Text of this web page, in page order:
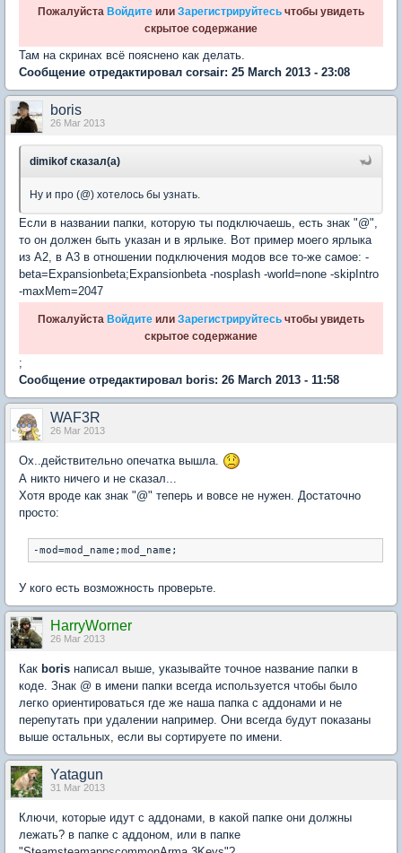
Пожалуйста Войдите или Зарегистрируйтесь чтобы увидеть
скрытое содержание
Там на скринах всё пояснено как делать.
Сообщение отредактировал corsair: 25 March 2013 - 23:08
boris
26 Mar 2013
dimikof сказал(а)
Ну и про (@) хотелось бы узнать.
Если в названии папки, которую ты подключаешь, есть знак "@",
то он должен быть указан и в ярлыке. Вот пример моего ярлыка
из А2, в А3 в отношении подключения модов все то-же самое: -
beta=Expansionbeta;Expansionbeta -nosplash -world=none -skipIntro
-maxMem=2047
Пожалуйста Войдите или Зарегистрируйтесь чтобы увидеть
скрытое содержание
;
Сообщение отредактировал boris: 26 March 2013 - 11:58
WAF3R
26 Mar 2013
Ох..действительно опечатка вышла.
А никто ничего и не сказал...
Хотя вроде как знак "@" теперь и вовсе не нужен. Достаточно
просто:
-mod=mod_name;mod_name;
У кого есть возможность проверьте.
HarryWorner
26 Mar 2013
Как boris написал выше, указывайте точное название папки в
коде. Знак @ в имени папки всегда используется чтобы было
легко ориентироваться где же наша папка с аддонами и не
перепутать при удалении например. Они всегда будут показаны
выше остальных, если вы сортируете по имени.
Yatagun
31 Mar 2013
Ключи, которые идут с аддонами, в какой папке они должны
лежать? в папке с аддоном, или в папке